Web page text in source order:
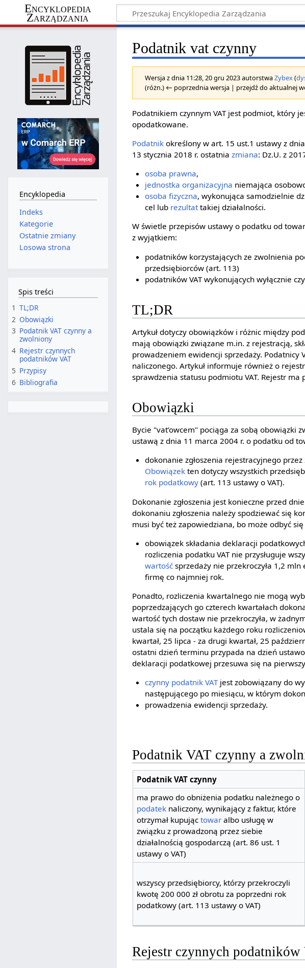
Encyklopedia
Zarządzania
Podatnik vat czynny
Wersja z dnia 11:28, 20 gru 2023 autorstwaZybex(
(różn.) ← poprzednia wersja | przejdź do aktualnej
Podatnikiem czynnym VAT jest podmiot, który
opodatkowane.
Podatnik określony w art. 15 ust.1 ustawy z
13 stycznia 2018 r. ostatniazmiana: Dz.U. z
osoba prawna,
jednostka organizacyjna niemająca
osoba fizyczna, wykonująca samodzielnie
cel lub rezultattakiej działalności.
W świetle przepisów ustawy o podatku od
z wyjątkiem:
podatników korzystających ze zwolnienia
przedsiębiorców (art. 113)
podatników VAT wykonujących wyłącznie
TL;DR
Artykuł dotyczy obowiązków i różnic między
mają obowiązki związane m.in. z rejestracją,
prowadzeniem ewidencji sprzedaży. Podatnicy
naliczonego. Artykuł informuje również o
sprawdzenia statusu podmiotu VAT. Rejestr
Obowiązki
Bycie "vat’owcem" pociąga za sobą obowiązki
ustawą z dnia 11 marca 2004 r. o podatku od
dokonanie zgłoszenia rejestracyjnego
Obowiązekten dotyczy wszystkich
rok podatkowy(art. 113 ustawy o VAT).
Dokonanie zgłoszenia jest konieczne przed
dokonaniu zgłoszenia należy spodziewać się
musi być też zapowiedziana, bo może odbyć
obowiązek składania deklaracji
rozliczenia podatku VAT nie przysługuje
wartośćsprzedaży nie przekroczyła 1,2
firmę co najmniej rok.
Ponadto, rozliczenia kwartalnego nie mogą
poprzedzających go czterech kwartałach
wartość tych dostaw nie przekroczyła, w
ustala się na początku każdego roku
kwartał, 25 lipca - za drugi kwartał, 25
ostatni dzień terminu przypada na dzień
deklaracji podatkowej przesuwa się na
czynny podatnik VATjest zobowiązany do
następującego po miesiącu, w którym
prowadzenia ewidencji sprzedaży.
Podatnik VAT czynny a
Podatnik VAT czynny
ma prawo do obniżenia podatku należnego o
podatek naliczony, wynikający z faktur, które
otrzymał kupująctowar albo usługę w
związku z prowadzoną przez siebie
działalnością gospodarczą (art. 86 ust. 1
ustawy o VAT)
wszyscy przedsiębiorcy, którzy przekroczyli
kwotę 200 000 zł obrotu za poprzedni rok
podatkowy (art. 113 ustawy o VAT)
Rejestr czynnych podatników
Encyklopedia
Indeks
Kategorie
Ostatnie zmiany
Losowa strona
Spis treści
1 TL;DR
2 Obowiązki
3 Podatnik VAT czynny a
zwolniony
4 Rejestr czynnych
podatników VAT
5 Przypisy
6 Bibliografia